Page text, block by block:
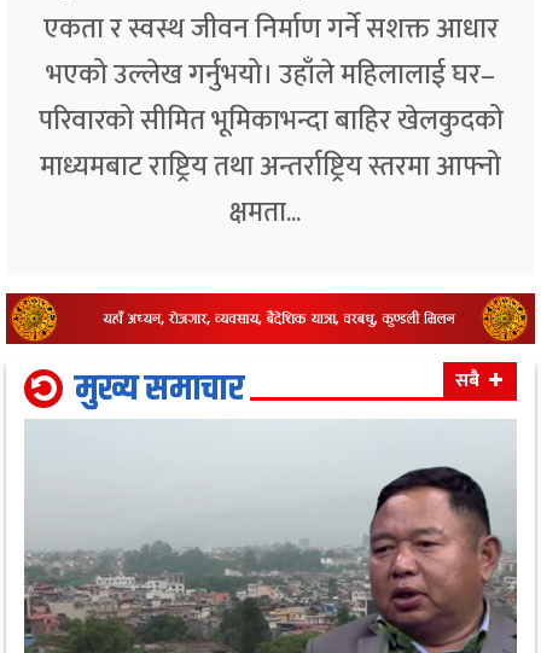
एकता र स्वस्थ जीवन निर्माण गर्ने सशक्त आधार
भएको उल्लेख गर्नुभयो। उहाँले महिलालाई घर–
परिवारको सीमित भूमिकाभन्दा बाहिर खेलकुदको
माध्यमबाट राष्ट्रिय तथा अन्तर्राष्ट्रिय स्तरमा आफ्नो
क्षमता...
मुख्य समाचार सबै